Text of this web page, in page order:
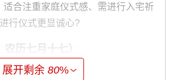
适合注重家庭仪式感、需进行入宅祈
行仪式更显诚心?
农历七月十七）
合日 -星宿为牛金牛，五行属金。吉
展开剩余80%